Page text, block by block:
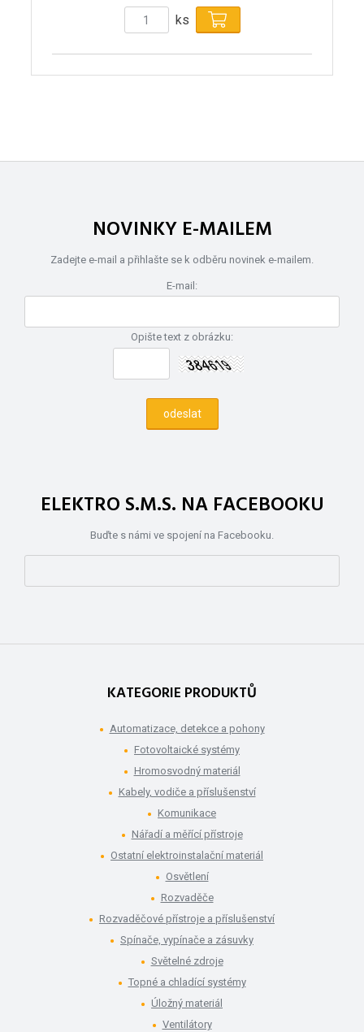
ks
NOVINKY E-MAILEM
Zadejte e-mail a přihlašte se k odběru novinek e-mailem.
E-mail:
Opište text z obrázku:
ELEKTRO S.M.S. NA FACEBOOKU
Buďte s námi ve spojení na Facebooku.
KATEGORIE PRODUKTŮ
Automatizace, detekce a pohony
Fotovoltaické systémy
Hromosvodný materiál
Kabely, vodiče a příslušenství
Komunikace
Nářadí a měřící přístroje
Ostatní elektroinstalační materiál
Osvětlení
Rozvaděče
Rozvaděčové přístroje a příslušenství
Spínače, vypínače a zásuvky
Světelné zdroje
Topné a chladící systémy
Úložný materiál
Ventilátory